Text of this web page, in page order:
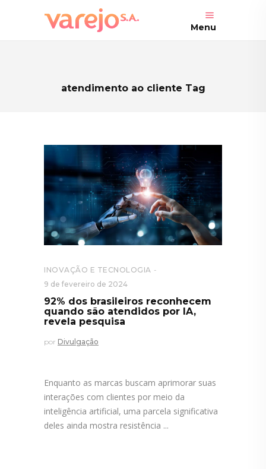
Menu
atendimento ao cliente Tag
INOVAÇÃO E TECNOLOGIA
9 de fevereiro de 2024
92% dos brasileiros reconhecem
quando são atendidos por IA,
revela pesquisa
por Divulgação
Enquanto as marcas buscam aprimorar suas
interações com clientes por meio da
inteligência artificial, uma parcela significativa
deles ainda mostra resistência